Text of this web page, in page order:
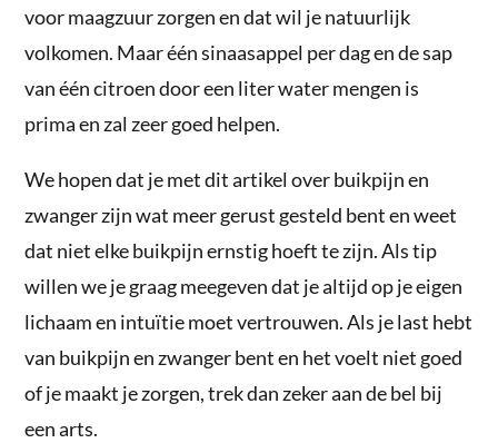
voor maagzuur zorgen en dat wil je natuurlijk
volkomen. Maar één sinaasappel per dag en de sap
van één citroen door een liter water mengen is
prima en zal zeer goed helpen.
We hopen dat je met dit artikel over buikpijn en
zwanger zijn wat meer gerust gesteld bent en weet
dat niet elke buikpijn ernstig hoeft te zijn. Als tip
willen we je graag meegeven dat je altijd op je eigen
lichaam en intuïtie moet vertrouwen. Als je last hebt
van buikpijn en zwanger bent en het voelt niet goed
of je maakt je zorgen, trek dan zeker aan de bel bij
een arts.